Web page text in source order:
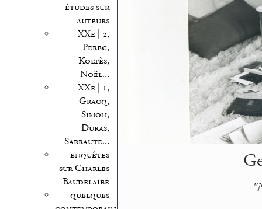
études sur
auteurs
XXe | 2,
Perec,
Koltès,
Noël...
XXe | 1,
Gracq,
Simon,
Duras,
Sarraute...
enquêtes
sur Charles
Baudelaire
quelques